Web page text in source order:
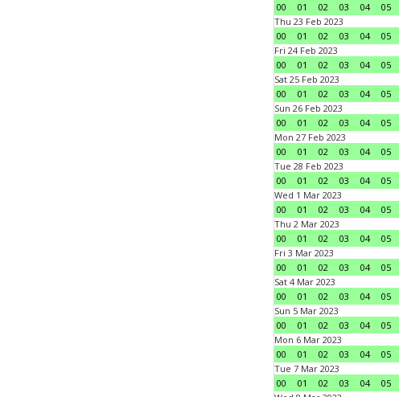
00
01 02 03 04 05
Thu 23 Feb 2023
00
01 02 03 04 05
Fri 24 Feb 2023
00
01 02 03 04 05
Sat 25 Feb 2023
00
01 02 03 04 05
Sun 26 Feb 2023
00
01 02 03 04 05
Mon 27 Feb 2023
00
01 02 03 04 05
Tue 28 Feb 2023
00
01 02 03 04 05
Wed 1 Mar 2023
00
01 02 03 04 05
Thu 2 Mar 2023
00
01 02 03 04 05
Fri 3 Mar 2023
00
01 02 03 04 05
Sat 4 Mar 2023
00
01 02 03 04 05
Sun 5 Mar 2023
00
01 02 03 04 05
Mon 6 Mar 2023
00
01 02 03 04 05
Tue 7 Mar 2023
00
01 02 03 04 05